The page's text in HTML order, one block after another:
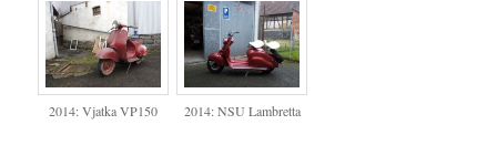
2014: Vjatka VP150 2014: NSU Lambretta